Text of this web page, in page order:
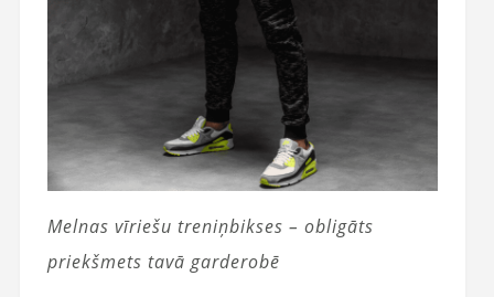
Melnas vīriešu treniņbikses – obligāts
priekšmets tavā garderobē